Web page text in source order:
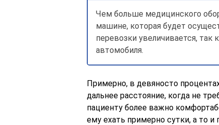
Чем больше медицинского
машине, которая будет
перевозки увеличивается, так
автомобиля.
Примерно, в девяносто
дальнее расстояние, когда не
пациенту более важно
ему ехать примерно сутки, а то и